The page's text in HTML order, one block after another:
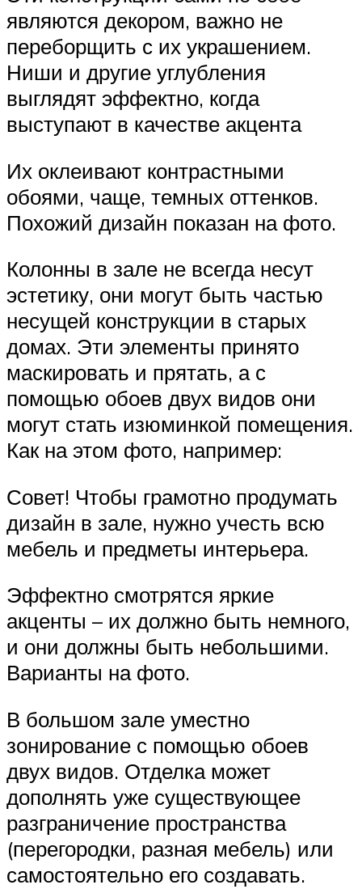
являются декором, важно не
переборщить с их украшением.
Ниши и другие углубления
выглядят эффектно, когда
выступают в качестве акцента
Их оклеивают контрастными
обоями, чаще, темных оттенков.
Похожий дизайн показан на фото.
Колонны в зале не всегда несут
эстетику, они могут быть частью
несущей конструкции в старых
домах. Эти элементы принято
маскировать и прятать, а с
помощью обоев двух видов они
могут стать изюминкой помещения.
Как на этом фото, например:
Совет! Чтобы грамотно продумать
дизайн в зале, нужно учесть всю
мебель и предметы интерьера.
Эффектно смотрятся яркие
акценты – их должно быть немного,
и они должны быть небольшими.
Варианты на фото.
В большом зале уместно
зонирование с помощью обоев
двух видов. Отделка может
дополнять уже существующее
разграничение пространства
(перегородки, разная мебель) или
самостоятельно его создавать.